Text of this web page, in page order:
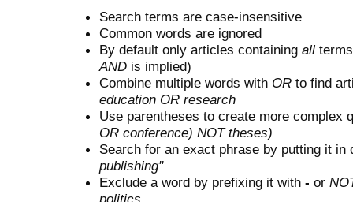
Search terms are case-insensitive
Common words are ignored
By default only articles containing all
AND is implied)
Combine multiple words with OR to find
education OR research
Use parentheses to create more complex
OR conference) NOT theses)
Search for an exact phrase by putting it
publishing"
Exclude a word by prefixing it with - or